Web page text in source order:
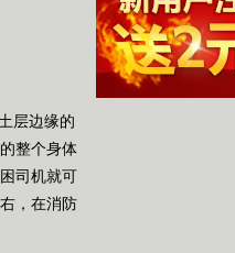
层边缘的
整个身体
司机就可
，在消防